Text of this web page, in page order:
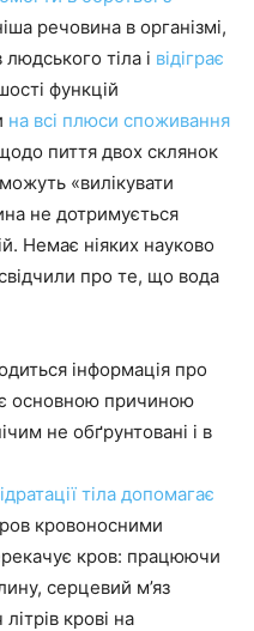
речовина в організмі,
людського тіла і відіграє
функцій
на всі плюси споживання
пиття двох склянок
«вилікувати
не дотримується
Немає ніяких науково
про те, що вода
інформація про
основною причиною
не обґрунтовані і в
тіла допомагає
кровоносними
кров: працюючи
серцевий м’яз
крові на